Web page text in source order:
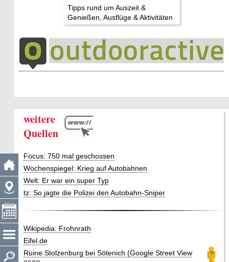
Tipps rund um Auszeit &
Genießen, Ausflüge & Aktivitäten
weitere
Quellen
Focus: 750 mal geschossen
Wochenspiegel: Krieg auf Autobahnen
Welt: Er war ein super Typ
tz: So jagte die Polizei den Autobahn-Sniper
Wikipedia: Frohnrath
Eifel.de
Ruine Stolzenburg bei Sötenich (Google Street View